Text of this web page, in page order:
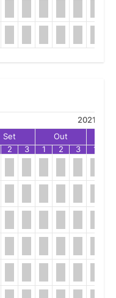
2021
Set Out
2 3 1 2 3 1